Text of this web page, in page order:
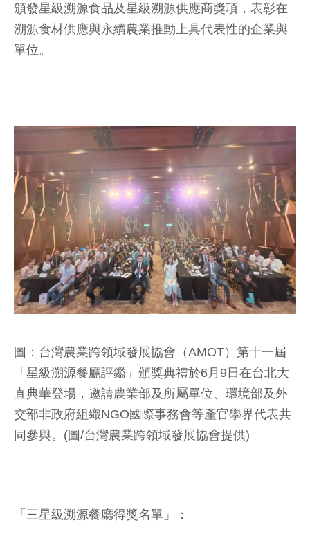
頒發星級溯源食品及星級溯源供應商獎項，表彰在
溯源食材供應與永續農業推動上具代表性的企業與
單位。
圖：台灣農業跨領域發展協會（AMOT）第十一屆
「星級溯源餐廳評鑑」頒獎典禮於6月9日在台北大
直典華登場，邀請農業部及所屬單位、環境部及外
交部非政府組織NGO國際事務會等產官學界代表共
同參與。(圖/台灣農業跨領域發展協會提供)
「三星級溯源餐廳得獎名單」：